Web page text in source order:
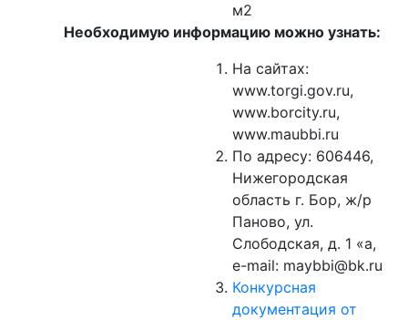
м2
Необходимую информацию можно узнать:
На сайтах:
www.torgi.gov.ru,
www.borcity.ru,
www.maubbi.ru
По адресу: 606446,
Нижегородская
область г. Бор, ж/р
Паново, ул.
Слободская, д. 1 «а,
e-mail: maybbi@bk.ru
Конкурсная
документация от